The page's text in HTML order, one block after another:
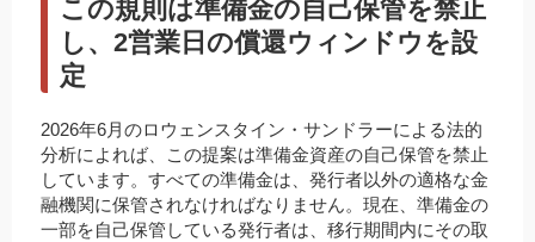
この規則は準備金の自己保管を禁止
し、2営業日の償還ウィンドウを設
定
2026年6月のロウェンスタイン・サンドラーによる法的
分析によれば、この提案は準備金資産の自己保管を禁止
しています。すべての準備金は、発行者以外の適格な金
融機関に保管されなければなりません。現在、準備金の
一部を自己保管している発行者は、移行期間内にその取